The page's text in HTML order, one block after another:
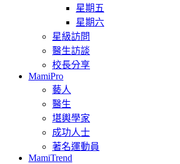
星期五
星期六
星級訪問
醫生訪談
校長分享
MamiPro
藝人
醫生
堪輿學家
成功人士
著名運動員
MamiTrend